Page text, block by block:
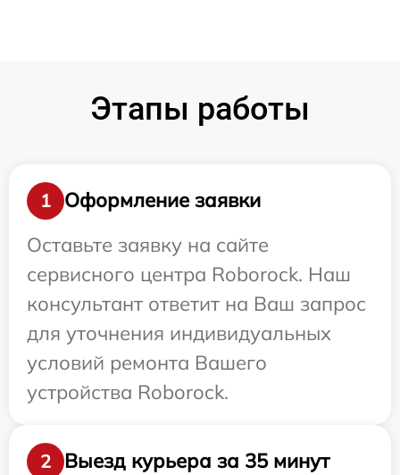
Этапы работы
1
Оформление заявки
Оставьте заявку на сайте
сервисного центра Roborock. Наш
консультант ответит на Ваш запрос
для уточнения индивидуальных
условий ремонта Вашего
устройства Roborock.
2
Выезд курьера за 35 минут